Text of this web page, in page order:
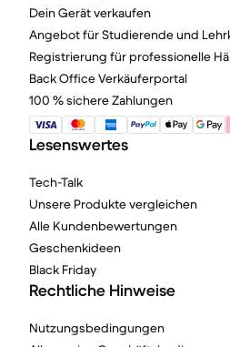
Dein Gerät verkaufen
Angebot für Studierende und
Registrierung für professionelle
Back Office Verkäuferportal
100 % sichere Zahlungen
Lesenswertes
Tech-Talk
Unsere Produkte vergleichen
Alle Kundenbewertungen
Geschenkideen
Black Friday
Rechtliche Hinweise
Nutzungsbedingungen